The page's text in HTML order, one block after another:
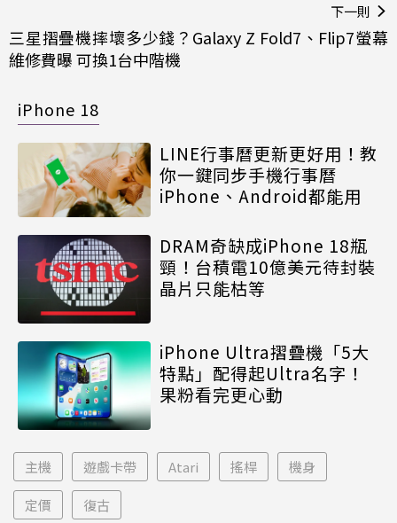
下一則
三星摺疊機摔壞多少錢？Galaxy Z Fold7、Flip7螢幕
維修費曝 可換1台中階機
iPhone 18
LINE行事曆更新更好用！教
你一鍵同步手機行事曆
iPhone、Android都能用
DRAM奇缺成iPhone 18瓶
頸！台積電10億美元待封裝
晶片只能枯等
iPhone Ultra摺疊機「5大
特點」配得起Ultra名字！
果粉看完更心動
主機 遊戲卡帶 Atari 搖桿 機身
定價 復古